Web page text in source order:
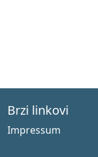
Brzi linkovi
Impressum